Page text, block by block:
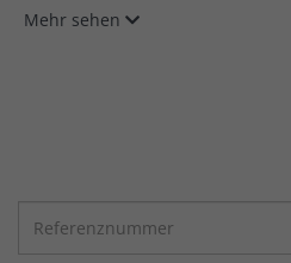
Mehr sehen